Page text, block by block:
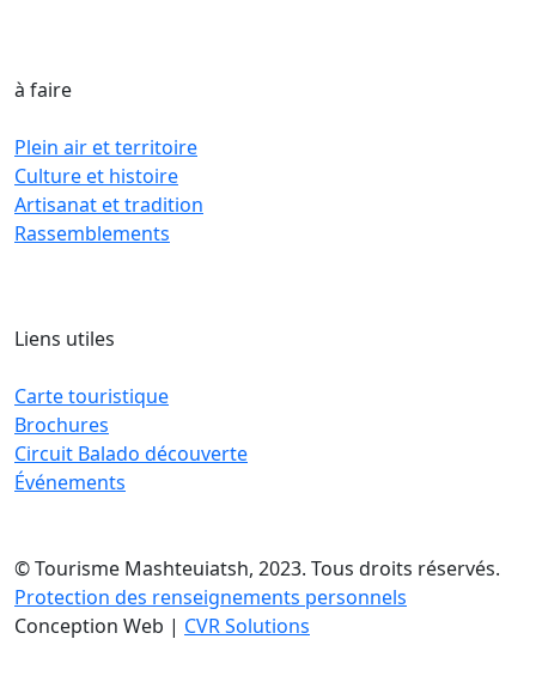
à faire
Plein air et territoire
Culture et histoire
Artisanat et tradition
Rassemblements
Liens utiles
Carte touristique
Brochures
Circuit Balado découverte
Événements
© Tourisme Mashteuiatsh, 2023. Tous droits réservés.
Protection des renseignements personnels
Conception Web | CVR Solutions